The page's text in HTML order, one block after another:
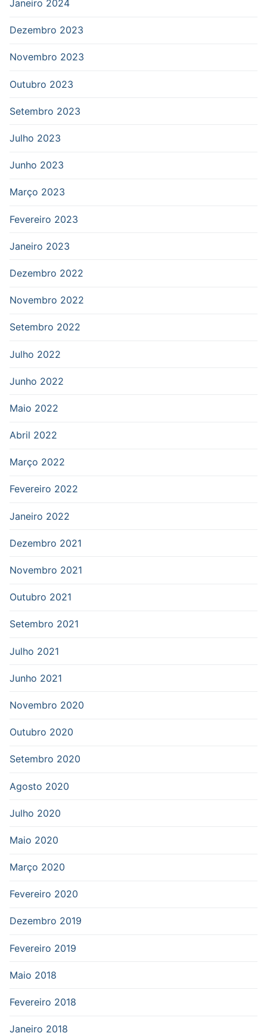
Janeiro 2024
Dezembro 2023
Novembro 2023
Outubro 2023
Setembro 2023
Julho 2023
Junho 2023
Março 2023
Fevereiro 2023
Janeiro 2023
Dezembro 2022
Novembro 2022
Setembro 2022
Julho 2022
Junho 2022
Maio 2022
Abril 2022
Março 2022
Fevereiro 2022
Janeiro 2022
Dezembro 2021
Novembro 2021
Outubro 2021
Setembro 2021
Julho 2021
Junho 2021
Novembro 2020
Outubro 2020
Setembro 2020
Agosto 2020
Julho 2020
Maio 2020
Março 2020
Fevereiro 2020
Dezembro 2019
Fevereiro 2019
Maio 2018
Fevereiro 2018
Janeiro 2018